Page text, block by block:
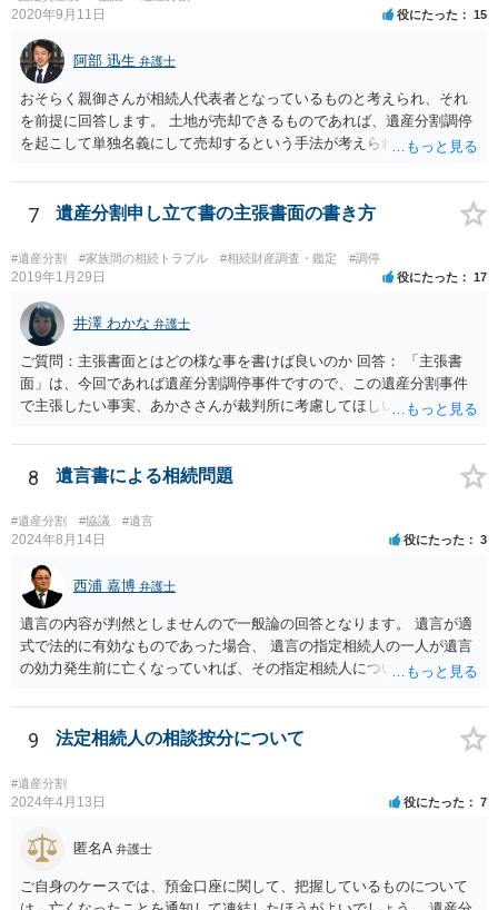
2020年9月11日 役にたった 15
阿部 迅生 弁護士
おそらく親御さんが相続人代表者となっているものと考えられ、それ
を前提に回答します。 土地が売却できるものであれば、遺産分割調停
を起こして単独名義にして売却するという手法が考えられます。 相続
ではないです。問題は売却できる土地かどうかとどの程度で売却でき
るかになります。 売却できない又は売却できたとしてもわずかな金額
であるとなれば、共有持ち分の放棄ができるかの検討になりますが、
放棄できたとしても時間と費用はかかるので、固定資産税の金額と比
較して費用対効果があるかどうかという検討になります。
7 遺産分割申し立て書の主張書面の書き方
#遺産分割 #家族間の相続トラブル #相続財産調査・鑑定 #調停
2019年1月29日 役にたった 17
井澤 わかな 弁護士
ご質問：主張書面とはどの様な事を書けば良いのか 回答： 「主張書
面」は、今回であれば遺産分割調停事件ですので、この遺産分割事件
で主張したい事実、あかささんが裁判所に考慮してほしいと思う、亡
ります。 もし、主張したい事実や考慮してほしい事情に関連して
資料を持っているようであれば、主張書面とは別で提出できます。も
し、お姉さんに見られたくないような資料がある場合、「非開示の希
望に関する申出書」と共に提出することも考えられます。 ご質問：書
いた方が良い事と書かない方が良い事 回答： お姉さんが申立書の「申
立ての趣旨」のところに書いている遺産の分け方に対して意見があれ
ば、まずそれを書くとよいです。 次に「申立ての理由」のところに、
なぜ調停を申し立てたのか(例えば、あかささんと話合いが出来ない／
決裂した、など)や亡くなった方・あかささん・お姉さん間の事情やい
きさつなどが書かれていると思うので、あかささんから見てそれは違
うと感じるところは、どのように違うのか、など書くとよいです。 そ
(例えば、○○のときにお姉さんは亡くなった方からお金を援助してもら
産分割に関係ない(と思われる)いきさつを沢山盛り込むことだと考えま
す(あくまで遺産分割に関係することに留める方が、裁判所や調停委員
8 遺言書による相続問題
#遺産分割 #協議 #遺言
2024年8月14日 役にたった 3
西浦 嘉博 弁護士
遺言の内容が判然としませんので一般論の回答となります。 遺言が適
式で法的に有効なものであった場合、 遺言の指定相続人の一人が遺言
の効力発生前に亡くなっていれば、その指定相続人について遺言が記
遺言に基づいて、生存されている指定相続人は遺言通りに遺言者の財
産を相続することができます。 次に、既に亡くなっている指定相続人
宛に遺贈が記載されていた相続財産については、遺言者の意思が確認
できないので、一般的な相続財産として、法に基づいて法定相続分を
有する相続権者により遺産分割が行われることになります。 この際、
続人の子供さん方になります。
9 法定相続人の相談按分について
#遺産分割
2024年4月13日 役にたった 7
匿名A 弁護士
ご自身のケースでは、預金口座に関して、把握しているものについて